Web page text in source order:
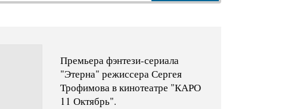
Премьера фэнтези-сериала
"Этерна" режиссера Сергея
Трофимова в кинотеатре "КАРО
11 Октябрь".